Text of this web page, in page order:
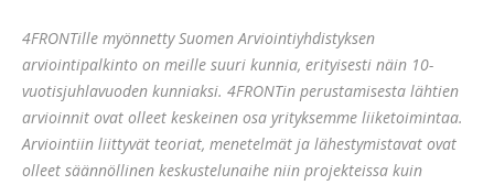
4FRONTille myönnetty Suomen Arviointiyhdistyksen
arviointipalkinto on meille suuri kunnia, erityisesti näin 10-
vuotisjuhlavuoden kunniaksi. 4FRONTin perustamisesta lähtien
arvioinnit ovat olleet keskeinen osa yrityksemme liiketoimintaa.
Arviointiin liittyvät teoriat, menetelmät ja lähestymistavat ovat
olleet säännöllinen keskustelunaihe niin projekteissa kuin